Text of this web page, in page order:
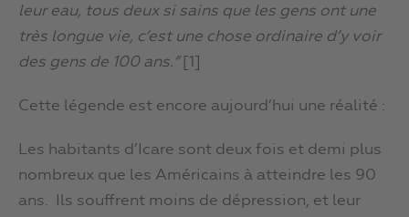
leur eau, tous deux si sains que les gens ont une
très longue vie, c’est une chose ordinaire d’y voir
des gens de 100 ans.” [1]
Cette légende est encore aujourd’hui une réalité :
Les habitants d’Icare sont deux fois et demi plus
nombreux que les Américains à atteindre les 90
ans. Ils souffrent moins de dépression, et leur